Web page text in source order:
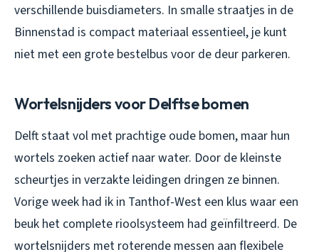
verschillende buisdiameters. In smalle straatjes in de
Binnenstad is compact materiaal essentieel, je kunt
niet met een grote bestelbus voor de deur parkeren.
Wortelsnijders voor Delftse bomen
Delft staat vol met prachtige oude bomen, maar hun
wortels zoeken actief naar water. Door de kleinste
scheurtjes in verzakte leidingen dringen ze binnen.
Vorige week had ik in Tanthof-West een klus waar een
beuk het complete rioolsysteem had geïnfiltreerd. De
wortelsnijders met roterende messen aan flexibele